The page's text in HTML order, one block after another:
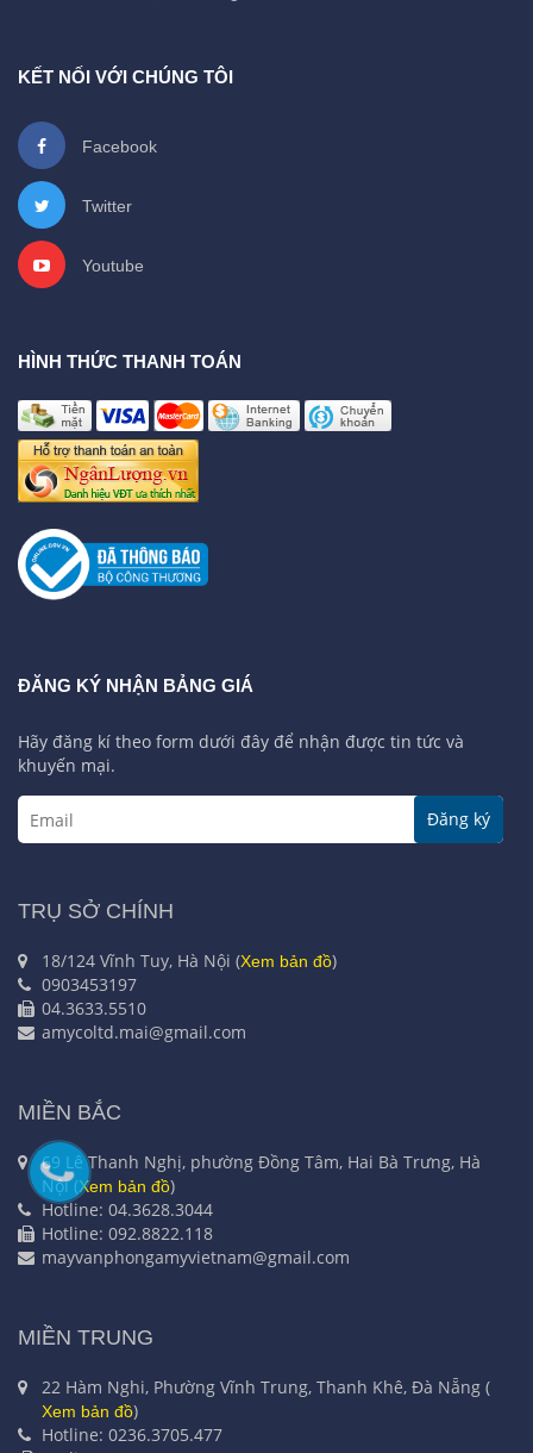
KẾT NỐI VỚI CHÚNG TÔI
Facebook
Twitter
Youtube
HÌNH THỨC THANH TOÁN
ĐĂNG KÝ NHẬN BẢNG GIÁ
Hãy đăng kí theo form dưới đây để nhận được tin tức và
khuyến mại.
Đăng ký
TRỤ SỞ CHÍNH
18/124 Vĩnh Tuy, Hà Nội (Xem bản đồ)
0903453197
04.3633.5510
amycoltd.mai@gmail.com
MIỀN BẮC
69 Lê Thanh Nghị, phường Đồng Tâm, Hai Bà Trưng, Hà
Nội (Xem bản đồ)
Hotline: 04.3628.3044
Hotline: 092.8822.118
mayvanphongamyvietnam@gmail.com
MIỀN TRUNG
22 Hàm Nghi, Phường Vĩnh Trung, Thanh Khê, Đà Nẵng (
Xem bản đồ)
Hotline: 0236.3705.477